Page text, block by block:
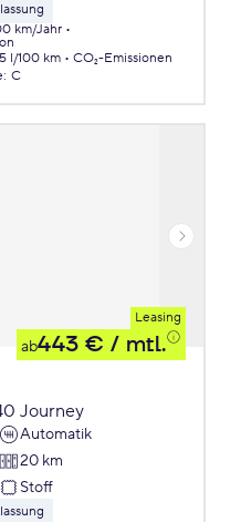
km/Jahr
5 l/100 km
CO₂-Emissionen
: C
Leasing
ab443 € / mtl.
Journey
Automatik
20 km
Stoff